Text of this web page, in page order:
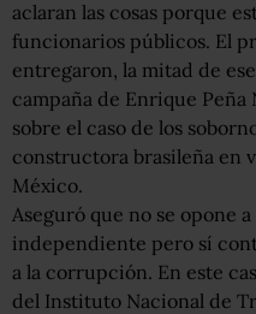
aclaran las cosas porque
funcionarios públicos. El
entregaron, la mitad de
campaña de Enrique Peña
sobre el caso de los
constructora brasileña en
México.
Aseguró que no se opone
independiente pero sí
a la corrupción. En este
del Instituto Nacional de